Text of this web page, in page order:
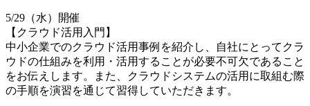
5/29（水）開催
【クラウド活用入門】
中小企業でのクラウド活用事例を紹介し、自社にとってクラ
ウドの仕組みを利用・活用することが必要不可欠であること
をお伝えします。また、クラウドシステムの活用に取組む際
の手順を演習を通じて習得していただきます。